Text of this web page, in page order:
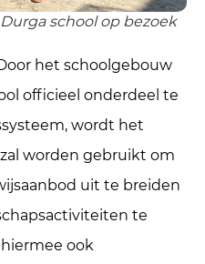
school op bezoek
het schoolgebouw
officieel onderdeel te
wordt het
worden gebruikt om
uit te breiden
te
ook